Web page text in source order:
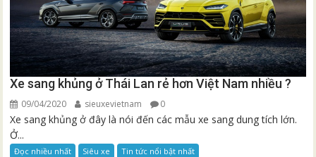
Xe sang khủng ở Thái Lan rẻ hơn Việt Nam nhiều ?
09/04/2020 sieuxevietnam 0
Xe sang khủng ở đây là nói đến các mẫu xe sang dung tích lớn.
Ở...
Đọc nhiều nhất Siêu xe Tin tức nổi bật nhất